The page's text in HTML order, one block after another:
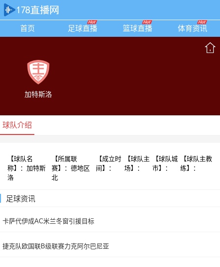
首页 足球直播 篮球直播 体育资讯
加特斯洛
球队介绍
【球队名
称】：加特斯
洛
【所属联
赛】：德地区
北
【成立时
间】：
【球队主
场】：
【球队城
市】：
【球队主教
练】：
足球资讯
卡萨代伊成AC米兰冬窗引援目标
捷克队欧国联B级联赛力克阿尔巴尼亚